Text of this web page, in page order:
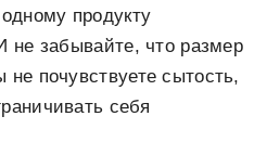
продукту
не забывайте, что размер
почувствуете сытость,
себя